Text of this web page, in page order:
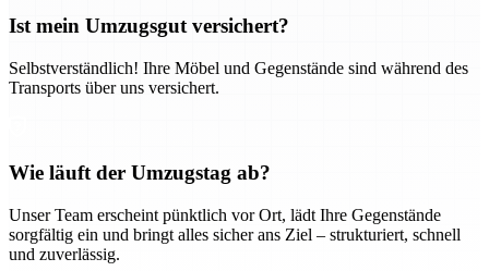
Ist mein Umzugsgut versichert?
Selbstverständlich! Ihre Möbel und Gegenstände sind während des
Transports über uns versichert.
Wie läuft der Umzugstag ab?
Unser Team erscheint pünktlich vor Ort, lädt Ihre Gegenstände
sorgfältig ein und bringt alles sicher ans Ziel – strukturiert, schnell
und zuverlässig.